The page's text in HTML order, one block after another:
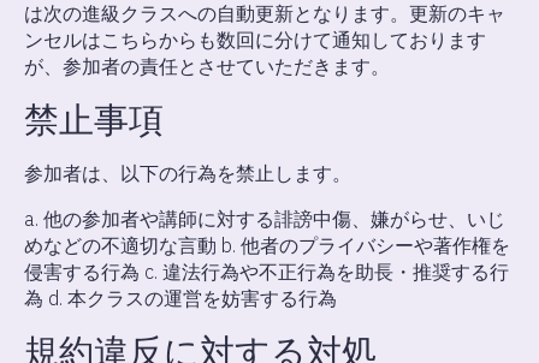
は次の進級クラスへの自動更新となります。更新のキャ
ンセルはこちらからも数回に分けて通知しております
が、参加者の責任とさせていただきます。
禁止事項
参加者は、以下の行為を禁止します。
a. 他の参加者や講師に対する誹謗中傷、嫌がらせ、いじ
めなどの不適切な言動 b. 他者のプライバシーや著作権を
侵害する行為 c. 違法行為や不正行為を助長・推奨する行
為 d. 本クラスの運営を妨害する行為
規約違反に対する対処